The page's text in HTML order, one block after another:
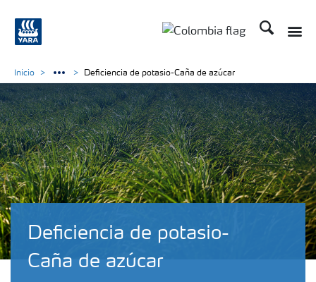
Buscar
Deficiencia de potasio-
Caña de azúcar
Inicio Deficiencia de potasio-Caña de azúcar